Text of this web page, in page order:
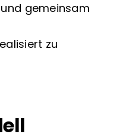
gemeinsam
zu